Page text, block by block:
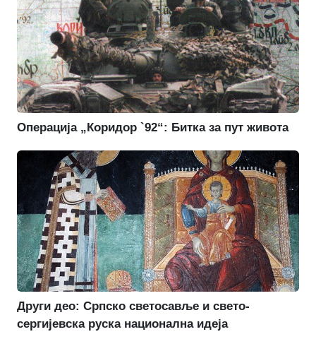
Операција „Коридор `92“: Битка за пут живота
Други део: Српско светосавље и свето-
сергијевска руска национална идеја